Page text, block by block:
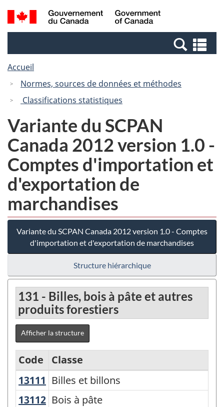
Passer
au
Passer
à
Canada
Recherche
et
et
Accueil
Normes, sources de données et méthodes
Classifications statistiques
Variante du SCPAN
Canada 2012 version 1.0 -
Comptes d'importation et
d'exportation de
marchandises
Variante du SCPAN Canada 2012 version 1.0 - Comptes
d'importation et d'exportation de marchandises
Structure hiérarchique
131 - Billes, bois à pâte et autres
produits forestiers
Afficher la structure
Variante
du
Code
Classe
13111 Billes et billons
Billes et billons
13112 Bois à pâte
Bois à pâte